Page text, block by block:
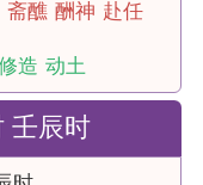
斋醮 酬神 赴任
造 动土
壬辰时